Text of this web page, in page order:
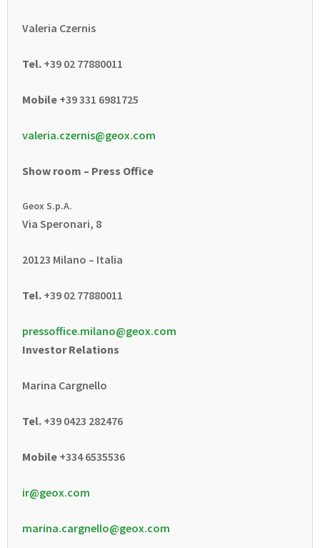
Valeria Czernis
Tel. +39 02 77880011
Mobile +39 331 6981725
valeria.czernis@geox.com
Show room – Press Office
Geox S.p.A.
Via Speronari, 8
20123 Milano – Italia
Tel. +39 02 77880011
pressoffice.milano@geox.com
Investor Relations
Marina Cargnello
Tel. +39 0423 282476
Mobile +334 6535536
ir@geox.com
marina.cargnello@geox.com